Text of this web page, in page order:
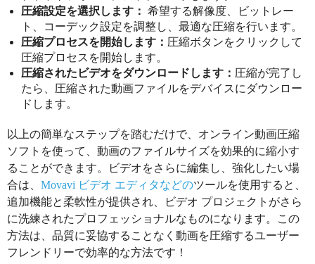
圧縮設定を選択します： 希望する解像度、ビットレー
ト、コーデック設定を調整し、最適な圧縮を行います。
圧縮プロセスを開始します： 圧縮ボタンをクリックして
圧縮プロセスを開始します。
圧縮されたビデオをダウンロードします： 圧縮が完了し
たら、圧縮された動画ファイルをデバイスにダウンロー
ドします。
以上の簡単なステップを踏むだけで、オンライン動画圧縮
ソフトを使って、動画のファイルサイズを効果的に縮小す
ることができます。ビデオをさらに編集し、強化したい場
合は、 Movavi ビデオ エディタなどのツールを使用すると、
追加機能と柔軟性が提供され、ビデオ プロジェクトがさら
に洗練されたプロフェッショナルなものになります。この
方法は、品質に妥協することなく動画を圧縮するユーザー
フレンドリーで効率的な方法です！